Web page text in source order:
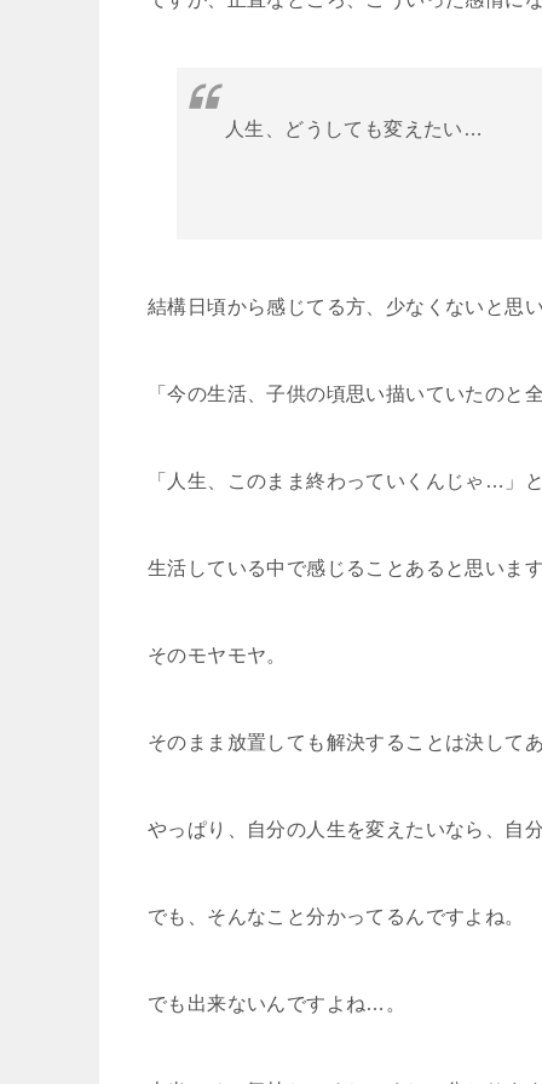
人生、どうしても変えたい…
結構日頃から感じてる方、少なくないと思
「今の生活、子供の頃思い描いていたのと
「人生、このまま終わっていくんじゃ…」
生活している中で感じることあると思いま
そのモヤモヤ。
そのまま放置しても解決することは決して
やっぱり、自分の人生を変えたいなら、自
でも、そんなこと分かってるんですよね。
でも出来ないんですよね…。